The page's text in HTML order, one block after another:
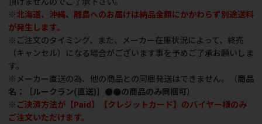
※北海道、沖縄、離島へのお届けは納品金額にかかわらず別途送料
が発生します。
※ご注文のタイミング、また、メーカー在庫状況によって、終売
（キャンセル）になる場合がございます事を予めご了承お願いしま
す。
※メーカー直送の為、他の商品との同梱発送はできません。（商品
名：［ルークラン(直送)］●●の商品のみ同梱可）
※ ご決済方法が【Paid】【クレジットカード】のバイヤー様のみ
ご注文いただけます。